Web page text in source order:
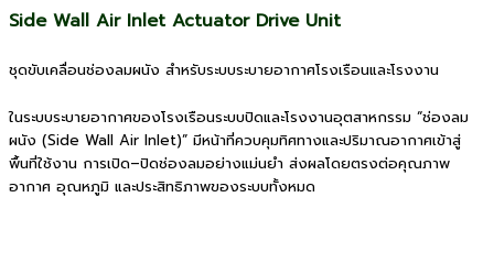
Side Wall Air Inlet Actuator Drive Unit
ชุดขับเคลื่อนช่องลมผนัง สำหรับระบบระบายอากาศโรงเรือนและโรงงาน
ในระบบระบายอากาศของโรงเรือนระบบปิดและโรงงานอุตสาหกรรม “ช่องลม
ผนัง (Side Wall Air Inlet)” มีหน้าที่ควบคุมทิศทางและปริมาณอากาศเข้าสู่
พื้นที่ใช้งาน การเปิด–ปิดช่องลมอย่างแม่นยำ ส่งผลโดยตรงต่อคุณภาพ
อากาศ อุณหภูมิ และประสิทธิภาพของระบบทั้งหมด